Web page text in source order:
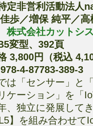
定非営利活動法人
佳歩／増保 純平／
株式会社カットシ
変型、392頁
3,800円（税込
4-87783-389-3
は「センサー」と
ケーション」を「
、独立に発展して
】を組み合わせ